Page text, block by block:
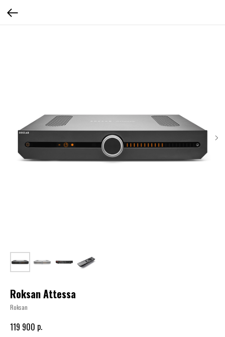
Roksan Attessa
Roksan
119 900 р.